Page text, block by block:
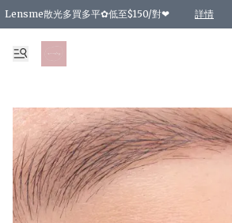
Lensme散光多買多平✿低至$150/對❤ 詳情
台灣Karacon⁩✧日拋 特價清貨❁⃘
日本韓國多款日/月拋現貨☼ 特價❤︎數量有限 售完即止
🇰🇷韓國多款月拋現貨 特價兩對$99✿數量有限 售完
精選商品，任選買2件或以上9 折；買4件或以上85 折
精選商品，任選買2件HKD 140.00；買4件HKD
精選商品，任選買2件HKD 190.00；買4件HKD
精選商品，任選買2件HKD 110.00；買4件HKD
精選商品，任選買2件HKD 170.00；買4件HKD
精選商品，任選買2件或以上減HKD 148.00
精選商品，任選買2件或以上減HKD 148.00
精選商品，任選買2件或以上95 折；買4件或以上9
精選商品，任選買12件或以上87 折
精選商品，任選買2件或以上減HKD 16.00；買4
精選商品，任選買2件或以上95 折；買4件或以上9
購物滿 HKD 800.00即享免運費優惠！（適用於 特定